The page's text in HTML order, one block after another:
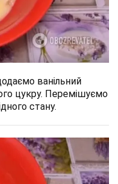
ванільний
цукру. Перемішуємо
стану.